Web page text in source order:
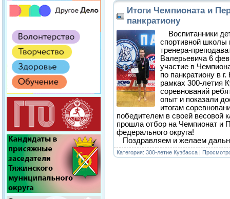
Итоги Чемпионата и
панкратиону
Воспитанники
спортивной школы
тренера-
Валерьевича 6
участие в
по панкратиону в
рамках 300-летия
соревнований
опыт и показали
итогам
победителем в своей весовой
прошла отбор на Чемпионат и
федерального округа!
Поздравляем и желаем
Категория: 300-летие Кузбасса |